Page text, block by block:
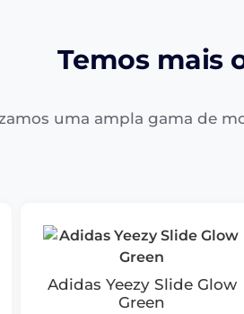
Temos mais
uma ampla gama de
Adidas Yeezy Slide Glow
Green